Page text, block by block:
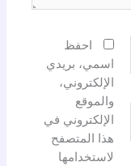
احفظ
اسمي، بريدي
الإلكتروني،
والموقع
الإلكتروني في
هذا المتصفح
لاستخدامها